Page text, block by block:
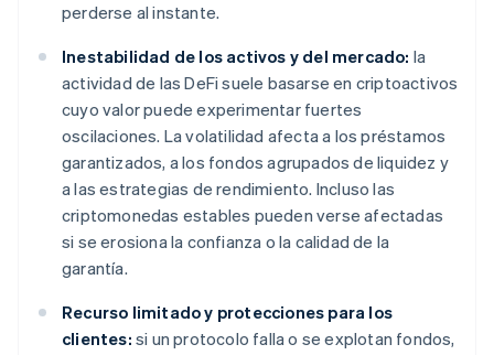
perderse al instante.
Inestabilidad de los activos y del mercado: la
actividad de las DeFi suele basarse en criptoactivos
cuyo valor puede experimentar fuertes
oscilaciones. La volatilidad afecta a los préstamos
garantizados, a los fondos agrupados de liquidez y
a las estrategias de rendimiento. Incluso las
criptomonedas estables pueden verse afectadas
si se erosiona la confianza o la calidad de la
garantía.
Recurso limitado y protecciones para los
clientes: si un protocolo falla o se explotan fondos,